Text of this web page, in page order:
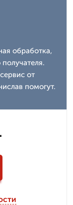
обработка,
от
помогут.